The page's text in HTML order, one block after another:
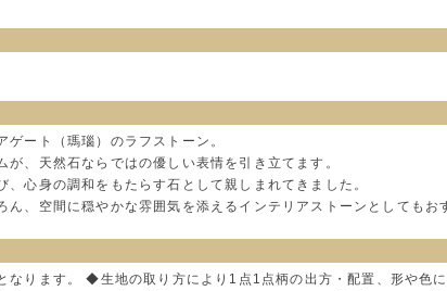
ート（瑪瑙）のラフストーン。
、天然石ならではの優しい表情を引き立てます。
、心身の調和をもたらす石として親しまれてきました。
ん、空間に穏やかな雰囲気を添えるインテリアストーンとしてもお
なります。 ◆生地の取り方により1点1点柄の出方・配置、形や色